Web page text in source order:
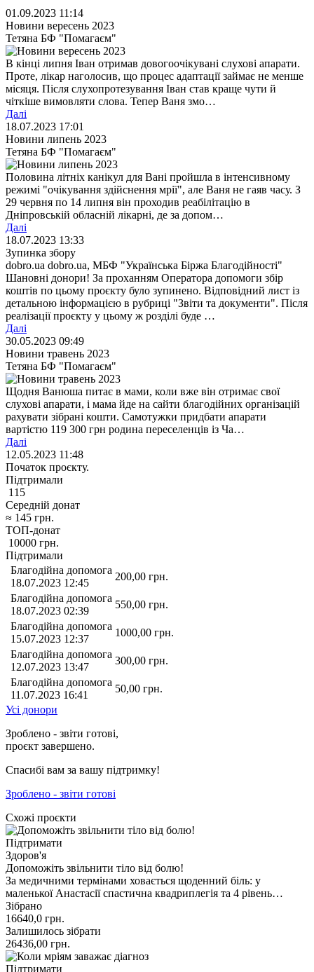
01.09.2023 11:14
Новини вересень 2023
Тетяна БФ "Помагаєм"
В кінці липня Іван отримав довогоочікувані слухові апарати.
Проте, лікар наголосив, що процес адаптації займає не менше
місяця. Після слухопротезування Іван став краще чути й
чіткіше вимовляти слова. Тепер Ваня змо…
Далі
18.07.2023 17:01
Новини липень 2023
Тетяна БФ "Помагаєм"
Половина літніх канікул для Вані пройшла в інтенсивному
режимі "очікування здійснення мрії", але Ваня не гаяв часу. З
29 червня по 14 липня він проходив реабілітацію в
Дніпровській обласній лікарні, де за допом…
Далі
18.07.2023 13:33
Зупинка збору
dobro.ua dobro.ua, МБФ "Українська Біржа Благодійності"
Шановні донори! За проханням Оператора допомоги збір
коштів по цьому проєкту було зупинено. Відповідний лист із
детальною інформацією в рубриці "Звіти та документи". Після
реалізації проєкту у цьому ж розділі буде …
Далі
30.05.2023 09:49
Новини травень 2023
Тетяна БФ "Помагаєм"
Щодня Ванюша питає в мами, коли вже він отримає свої
слухові апарати, і мама йде на сайти благодійних організацій
рахувати зібрані кошти. Самотужки придбати апарати
вартістю 119 300 грн родина переселенців із Ча…
Далі
12.05.2023 11:48
Початок проєкту.
Підтримали
115
Середній донат
≈ 145 грн.
ТОП-донат
10000 грн.
Підтримали
Благодійна допомога
18.07.2023 12:45
200,00 грн.
Благодійна допомога
18.07.2023 02:39
550,00 грн.
Благодійна допомога
15.07.2023 12:37
1000,00 грн.
Благодійна допомога
12.07.2023 13:47
300,00 грн.
Благодійна допомога
11.07.2023 16:41
50,00 грн.
Усі донори
Зроблено - звіти готові,
проєкт завершено.
Спасибі вам за вашу підтримку!
Зроблено - звіти готові
Схожі проєкти
Підтримати
Здоров'я
Допоможіть звільнити тіло від болю!
За медичними термінами ховається щоденний біль: у
маленької Анастасії спастична квадриплегія та 4 рівень…
Зібрано
16640,0 грн.
Залишилось зібрати
26436,00 грн.
Підтримати